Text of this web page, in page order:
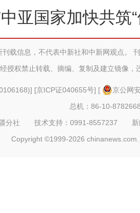
范亚国家加快共筑
刊载信息，不代表中新社和中新网观点。
授权禁止转载、摘编、复制及建立镜像，
] [京ICP证040655号] [
京公网
总机：86-10-
疆分社 技术支持：0991-8557237
Copyright ©1999-2026